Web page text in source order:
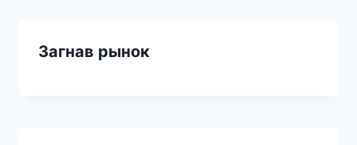
Загнав рынок